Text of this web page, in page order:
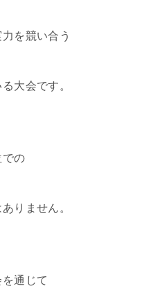
を競い合う
大会です。
での
りません。
通じて